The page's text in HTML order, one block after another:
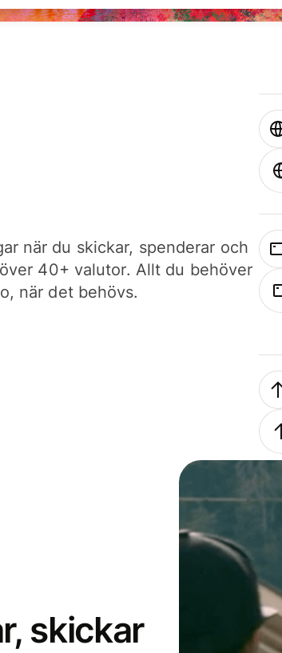
när du skickar, spenderar och
40+ valutor. Allt du behöver
när det behövs.
skickar